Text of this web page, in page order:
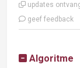
updates
geef feedback
Algoritme